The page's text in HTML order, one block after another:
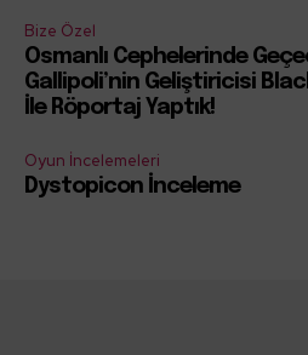
Bize Özel
Osmanlı Cephelerinde
Gallipoli’nin Geliştiricisi
İle Röportaj Yaptık!
Oyun İncelemeleri
Dystopicon İnceleme